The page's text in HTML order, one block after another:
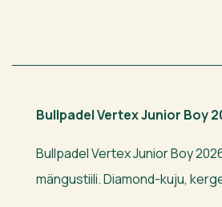
Bullpadel Vertex Junior Boy
Bullpadel Vertex Junior Boy
mängustiili. Diamond-kuju,